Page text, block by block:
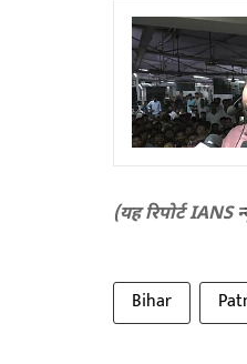
(यह रिपोर्ट
Bihar